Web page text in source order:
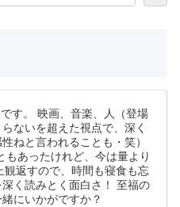
す。 映画、音楽、人（登場
ないを超えた視点で、深く
ねと言われることも・笑）
あったけれど、今は量より
返すので、時間も寝食も忘
く読みとく面白さ！ 至福の
にいかがですか？